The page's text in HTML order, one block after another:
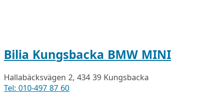
Bilia Kungsbacka BMW MINI
Hallabäcksvägen 2, 434 39 Kungsbacka
Tel: 010-497 87 60